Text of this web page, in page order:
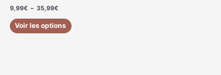
9,99€ – 35,99€
Voir les options